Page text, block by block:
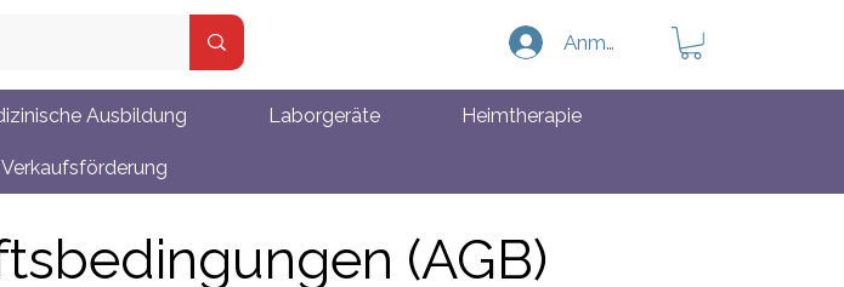
Anmelden
Ausbildung Laborgeräte Heimtherapie
(AGB)